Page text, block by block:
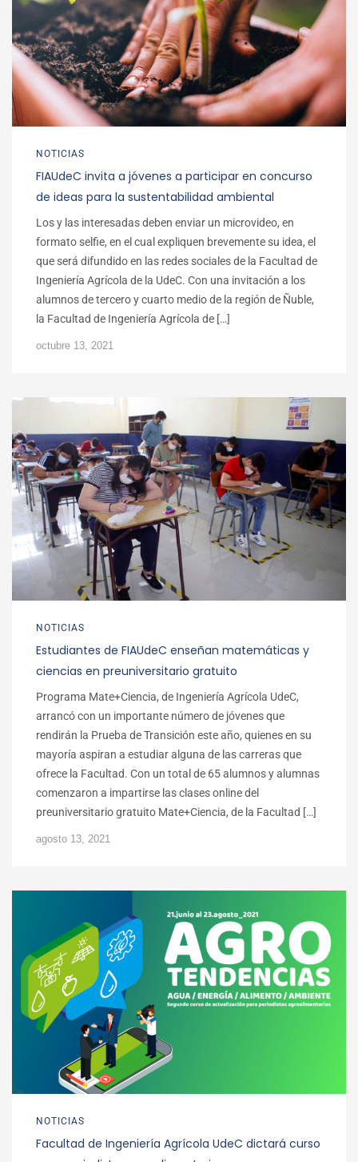
NOTICIAS
FIAUdeC invita a jóvenes a participar en concurso
de ideas para la sustentabilidad ambiental
Los y las interesadas deben enviar un microvideo, en
formato selfie, en el cual expliquen brevemente su idea, el
que será difundido en las redes sociales de la Facultad de
Ingeniería Agrícola de la UdeC. Con una invitación a los
alumnos de tercero y cuarto medio de la región de Ñuble,
la Facultad de Ingeniería Agrícola de […]
octubre 13, 2021
NOTICIAS
Estudiantes de FIAUdeC enseñan matemáticas y
ciencias en preuniversitario gratuito
Programa Mate+Ciencia, de Ingeniería Agrícola UdeC,
arrancó con un importante número de jóvenes que
rendirán la Prueba de Transición este año, quienes en su
mayoría aspiran a estudiar alguna de las carreras que
ofrece la Facultad. Con un total de 65 alumnos y alumnas
comenzaron a impartirse las clases online del
preuniversitario gratuito Mate+Ciencia, de la Facultad […]
agosto 13, 2021
NOTICIAS
Facultad de Ingeniería Agrícola UdeC dictará curso